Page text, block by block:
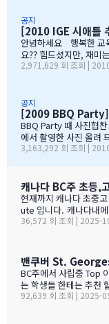
들은 댓글로 남겨주
사합니다.…
선택이였는데......추
마인드가 확실하고 고
국 학생이 적은 웨스트
eild.....최고의 선택이
ell party입니다.지난
에 떠나는 한국 아이 2
학년 아이들끼리 노벤
왔습니다.둘째는 친했
아가면서 sleep over하
공지
[2010 IGE 시애틀
안녕하세요 행복한 교
요?? 힘드셨지만, 재미
가족분들이 참석하셨으
습니다. 감사합니다
국경에서 장작 3시간
그래두 미국땅은 밟아
보고~~~따뜻한 햇빛
아버님/어머님들의 여
요~~~응원도 힘차게
않아서 아쉬웠지만
떠나면 고생이죠???
2,971,629 회 조회 |
공지
[2009 BBQ Party]
BBQ Party 때 사진협
에서 촬영한 사진 올려
습 잘 찾아 보세요..혹시
3,163,292 회 조회 |
현재까지 캐나다 초중
ute 입니다. 캐나다내
하여간일반적으로 학교
고등학교의 경우 (9개
졸업률 (Diploma
taken per student)진
시험 낙제율
이 (School vs. exam
36,572 회 조회 | 2025-
BC주에서 사립중 Top
는 학생들 한테는 추천
대학 진학은 그저그런
92,639 회 조회 | 2025-